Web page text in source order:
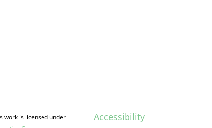
work is licensed under
Accessibility